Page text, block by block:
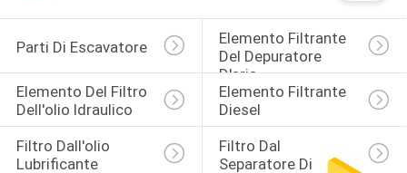
Parti Di Escavatore
Elemento Filtrante
Del Depuratore
D'aria
Elemento Del Filtro
Dell'olio Idraulico
Elemento Filtrante
Diesel
Filtro Dall'olio
Lubrificante
Filtro Dal
Separatore Di